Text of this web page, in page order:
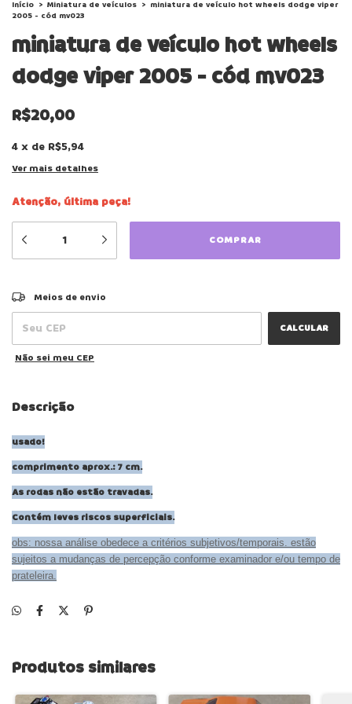
Início > Miniatura de veículos > miniatura de veículo hot wheels dodge viper
2005 - cód mv023
miniatura de veículo hot wheels
dodge viper 2005 - cód mv023
R$20,00
4 x de R$5,94
Ver mais detalhes
Atenção, última peça!
Entregas para o CEP:
Meios de envio
CALCULAR
Não sei meu CEP
Descrição
usado!
comprimento aprox.: 7 cm.
As rodas não estão travadas.
Contém leves riscos superficiais.
obs: nossa análise obedece a critérios subjetivos/temporais. estão
sujeitos a mudanças de percepção conforme examinador e/ou tempo de
prateleira.
Produtos similares